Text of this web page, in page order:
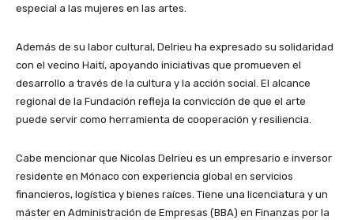
especial a las mujeres en las artes.
Además de su labor cultural, Delrieu ha expresado su solidaridad
con el vecino Haití, apoyando iniciativas que promueven el
desarrollo a través de la cultura y la acción social. El alcance
regional de la Fundación refleja la convicción de que el arte
puede servir como herramienta de cooperación y resiliencia.
Cabe mencionar que Nicolas Delrieu es un empresario e inversor
residente en Mónaco con experiencia global en servicios
financieros, logística y bienes raíces. Tiene una licenciatura y un
máster en Administración de Empresas (BBA) en Finanzas por la